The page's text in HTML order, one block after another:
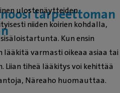
tarpeettoman
ulostenäytteiden
niiden koirien kohdalla,
Kun ensin
lääkitä varmasti oikeaa asiaa tai
tiheä lääkitys voi kehittää
Näreaho huomauttaa.